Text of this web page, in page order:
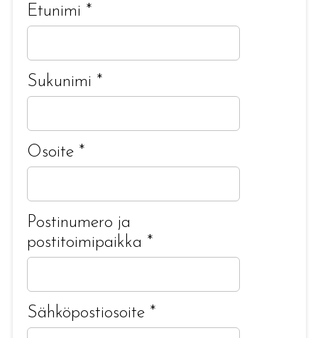
Etunimi *
Sukunimi *
Osoite *
Postinumero ja
postitoimipaikka *
Sähköpostiosoite *